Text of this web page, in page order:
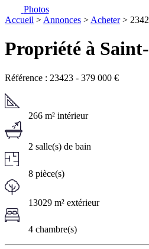
Photos
Accueil > Annonces > Acheter>
Propriété à
Référence : 23423 - 379 000 €
266 m² intérieur
2 salle(s) de bain
8 pièce(s)
13029 m² extérieur
4 chambre(s)